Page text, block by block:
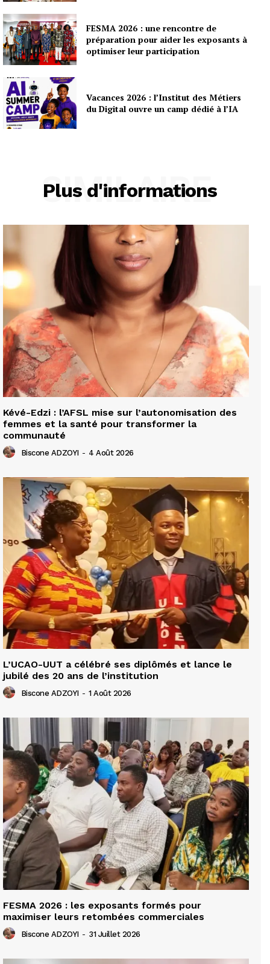
FESMA 2026 : une rencontre de
préparation pour aider les exposants à
optimiser leur participation
Vacances 2026 : l’Institut des Métiers
du Digital ouvre un camp dédié à l’IA
Plus d'informations
SIMILAIRE
Kévé-Edzi : l’AFSL mise sur l’autonomisation des
femmes et la santé pour transformer la
communauté
Biscone ADZOYI - 4 Août 2026
L’UCAO-UUT a célébré ses diplômés et lance le
jubilé des 20 ans de l’institution
Biscone ADZOYI - 1 Août 2026
FESMA 2026 : les exposants formés pour
maximiser leurs retombées commerciales
Biscone ADZOYI - 31 Juillet 2026